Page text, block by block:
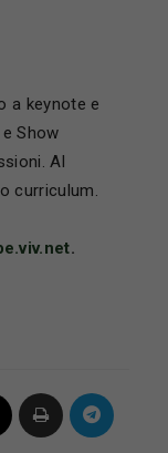
a keynote e
Show
Al
curriculum.
.